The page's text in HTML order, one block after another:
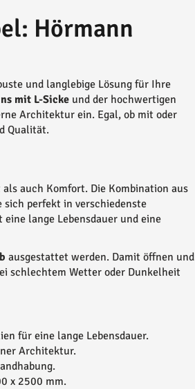
Hörmann
und langlebige Lösung für Ihre
mit L-Sickeund der hochwertigen
Architektur ein. Egal, ob mit oder
Qualität.
auch Komfort. Die Kombination aus
perfekt in verschiedenste
lange Lebensdauer und eine
ausgestattet werden. Damit öffnen und
schlechtem Wetter oder Dunkelheit
für eine lange Lebensdauer.
Architektur.
x 2500 mm.